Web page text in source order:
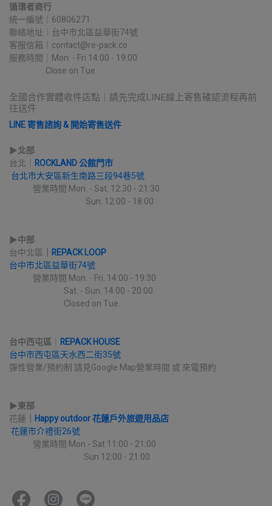
循環者商行
統一編號｜60806271
聯絡地址｜台中市北區益華街74號
客服信箱｜contact@re-pack.co
服務時間｜Mon. - Fri 14:00 - 19:00
Close on Tue.
全國合作實體收件店點｜請先完成LINE線上寄售確認流程再前
往送件
LINE 寄售諮詢 & 開始寄售送件
▶︎北部
台北｜ ROCKLAND 公館門市
台北市大安區新生南路三段94巷5號
營業時間 Mon. - Sat. 12:30 - 21:30
Sun. 12:00 - 18:00
▶︎中部
台中北區
REPACK LOOP
台中市北區益華街74號
營業時間 Mon. - Fri. 14:00 - 19:30
Sat. - Sun. 14:00 - 20:00
Closed on Tue.
台中西屯區
REPACK HOUSE
台中市西屯區天水西二街35號
彈性營業/預約制 請見Google Map營業時間 或 來電預約
▶︎東部
花蓮
Happy outdoor 花蓮戶外旅遊用品店
花蓮市介禮街26號
營業時間 Mon - Sat 11:00 - 21:00
Sun 12:00 - 21:00